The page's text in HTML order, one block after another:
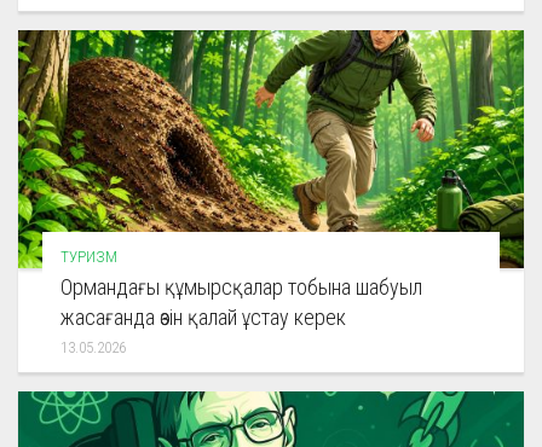
ТУРИЗМ
Ормандағы құмырсқалар тобына шабуыл
жасағанда өзін қалай ұстау керек
13.05.2026